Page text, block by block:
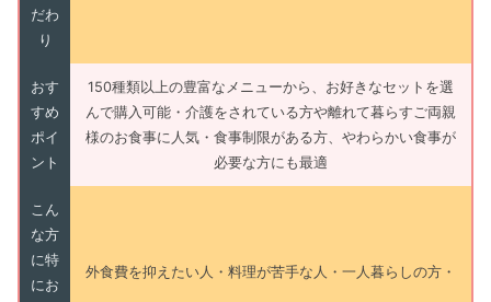
だわ
り
おす
すめ
ポイ
ント
150種類以上の豊富なメニューから、お好きなセットを選
んで購入可能・介護をされている方や離れて暮らすご両親
様のお食事に人気・食事制限がある方、やわらかい食事が
必要な方にも最適
こん
な方
に特
にお
外食費を抑えたい人・料理が苦手な人・一人暮らしの方・